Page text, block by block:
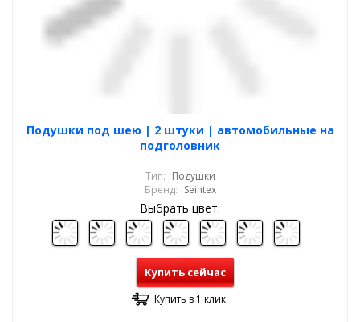
Подушки под шею | 2 штуки | автомобильные на
подголовник
Тип: Подушки
Бренд: Seintex
Выбрать цвет:
Купить сейчас
Купить в 1 клик